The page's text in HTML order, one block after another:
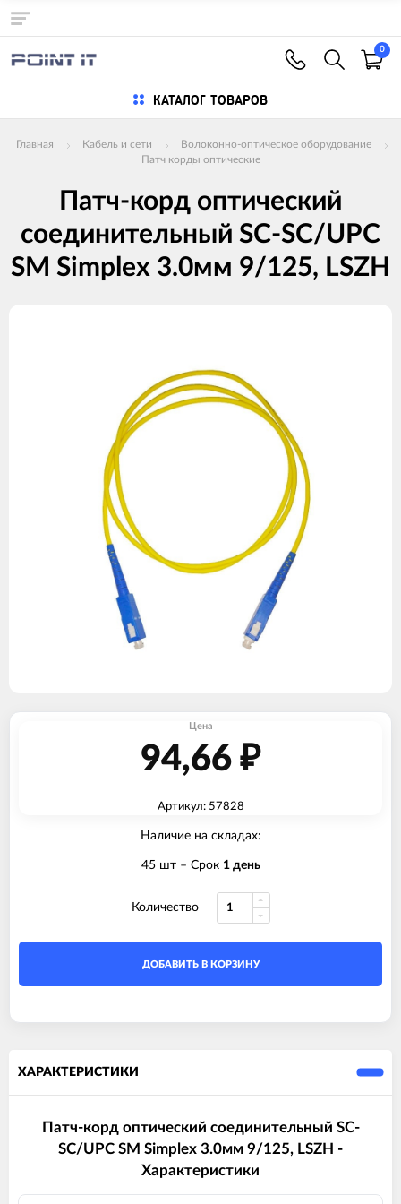
0
КАТАЛОГ ТОВАРОВ
Главная Кабель и сети
Волоконно-оптическое оборудование
Патч корды оптические
Патч-корд оптический
соединительный SC-SC/UPC
SM Simplex 3.0мм 9/125, LSZH
Цена
94,66 ₽
Артикул: 57828
Наличие на складах:
45 шт– Срок 1 день
Количество
ДОБАВИТЬ В КОРЗИНУ
ХАРАКТЕРИСТИКИ
Патч-корд оптический соединительный SC-
SC/UPC SM Simplex 3.0мм 9/125, LSZH -
Характеристики